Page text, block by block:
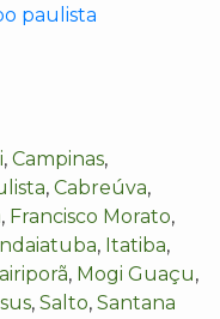
paulista
, Campinas,
, Cabreúva,
, Francisco Morato,
Indaiatuba, Itatiba,
, Mogi Guaçu,
, Salto, Santana